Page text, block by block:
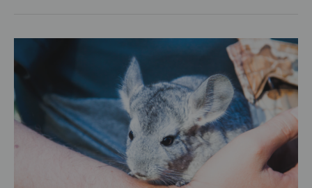
ואיך
נגרום
לצ’ינצ’ילה
לאהוב
אותנו?